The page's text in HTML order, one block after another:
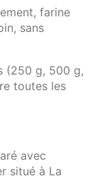
farine
sans
(250 g, 500 g,
toutes les
avec
situé à La